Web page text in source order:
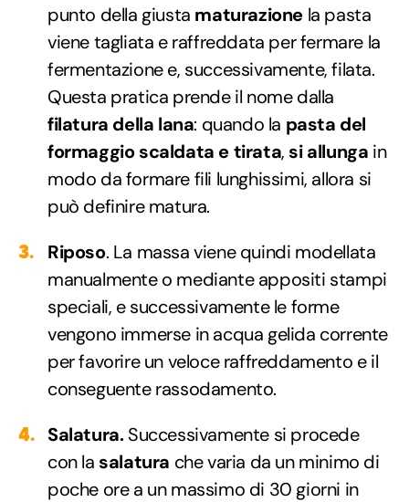
punto della giusta maturazione la pasta
viene tagliata e raffreddata per fermare la
fermentazione e, successivamente, filata.
Questa pratica prende il nome dalla
filatura della lana: quando la pasta del
formaggio scaldata e tirata, si allunga in
modo da formare fili lunghissimi, allora si
può definire matura.
Riposo. La massa viene quindi modellata
manualmente o mediante appositi stampi
speciali, e successivamente le forme
vengono immerse in acqua gelida corrente
per favorire un veloce raffreddamento e il
conseguente rassodamento.
Salatura.Successivamente si procede
con la salatura che varia da un minimo di
poche ore a un massimo di 30 giorni in